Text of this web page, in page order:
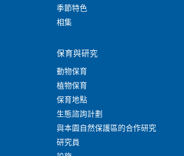
季節特色
相集
保育與研究
動物保育
植物保育
保育地點
生態諮詢計劃
與本園自然保護區的合作研究
研究員